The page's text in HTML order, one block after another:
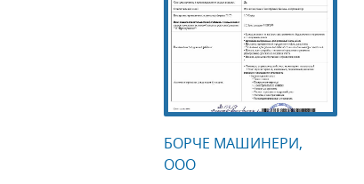
БОРЧЕ МАШИНЕРИ,
ООО